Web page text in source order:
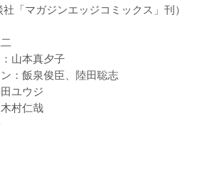
「マガジンエッジコミックス」刊）
山本真夕子
：飯泉俊臣、陸田聡志
ユウジ
村仁哉